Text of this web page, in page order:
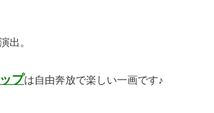
出。
プは自由奔放で楽しい一画です♪